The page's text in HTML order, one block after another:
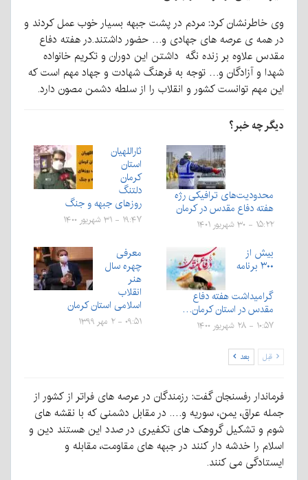
وی خاطرنشان کرد: مردم در پشت جبهه بسیار خوب عمل کردند و
در همه ی عرصه های جهادی و… حضور داشتند.در هفته دفاع
مقدس علاوه بر زنده نگه داشتن این دوران و تکریم خانواده
شهدا و آزادگان و… توجه به فرهنگ شهادت و جهاد مهم است که
این مهم توانست کشور و انقلاب را از سلطه دشمن مصون دارد.
دیگر چه خبر؟
محدودیت‌های ترافیکی رژه
هفته دفاع مقدس در کرمان
۱۵:۲۲ - ۳۰ شهریور ۱۴۰۱
ثاراللهیان
استان
کرمان
دلتنگ
روزهای جبهه و جنگ
۱۹:۴۷ - ۳۱ شهریور ۱۴۰۰
بیش از
۳۰۰ برنامه
گرامیداشت هفته دفاع
مقدس در استان کرمان…
۱۰:۵۷ - ۲۸ شهریور ۱۴۰۰
معرفی
چهره سال
هنر
انقلاب
اسلامی استان کرمان
۰۹:۵۱ - ۲ مهر ۱۳۹۹
قبل بعد
فرماندار رفسنجان گفت: رزمندگان در عرصه های فراتر از کشور از
جمله عراق، یمن، سوریه و…. در مقابل دشمنی که با نقشه های
شوم و تشکیل گروهک های تکفیری در صدد این هستند دین و
اسلام را خدشه دار کنند در جبهه های مقاومت، مقابله و
ایستادگی می کنند.